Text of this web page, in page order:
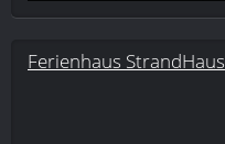
Ferienhaus StrandHaus